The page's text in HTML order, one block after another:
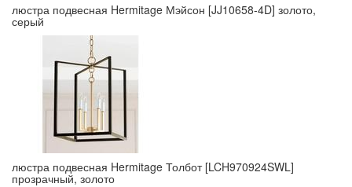
люстра подвесная Hermitage Мэйсон [JJ10658-4D] золото,
серый
люстра подвесная Hermitage Толбот [LCH970924SWL]
прозрачный, золото